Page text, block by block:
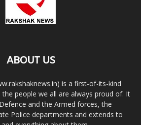
ABOUT US
is a first-of-its-kind
people we all are always proud of. It
and the Armed forces, the
Police departments and extends to